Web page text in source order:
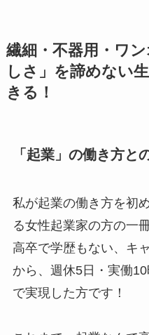
繊細・不器用・ワ
しさ」を諦めない
きる！
「起業」の働き方と
私が起業の働き方を初
る女性起業家の方の一
高卒で学歴もない、キ
から、週休5日・実働
で実現した方です！